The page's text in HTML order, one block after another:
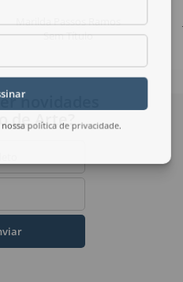
Marilda Passos Ramos
Sem Título
política de privacidade.
novidades
de Arte?